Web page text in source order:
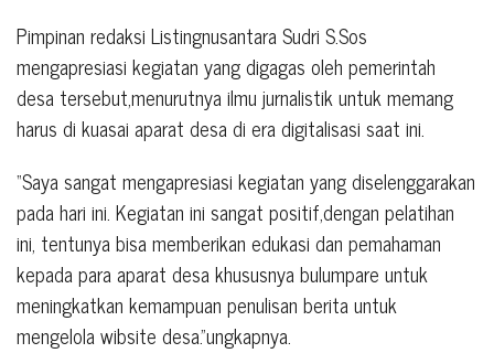
Pimpinan redaksi Listingnusantara Sudri S.Sos
mengapresiasi kegiatan yang digagas oleh pemerintah
desa tersebut,menurutnya ilmu jurnalistik untuk memang
harus di kuasai aparat desa di era digitalisasi saat ini.
“Saya sangat mengapresiasi kegiatan yang diselenggarakan
pada hari ini. Kegiatan ini sangat positif,dengan pelatihan
ini, tentunya bisa memberikan edukasi dan pemahaman
kepada para aparat desa khususnya bulumpare untuk
meningkatkan kemampuan penulisan berita untuk
mengelola wibsite desa.”ungkapnya.